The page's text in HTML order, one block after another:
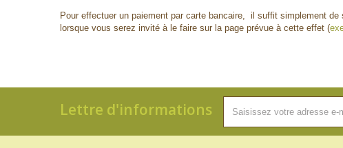
Pour effectuer un paiement par carte bancaire, il suffit simplement
lorsque vous serez invité à le faire sur la page prévue à cette effet (
Lettre d'informations